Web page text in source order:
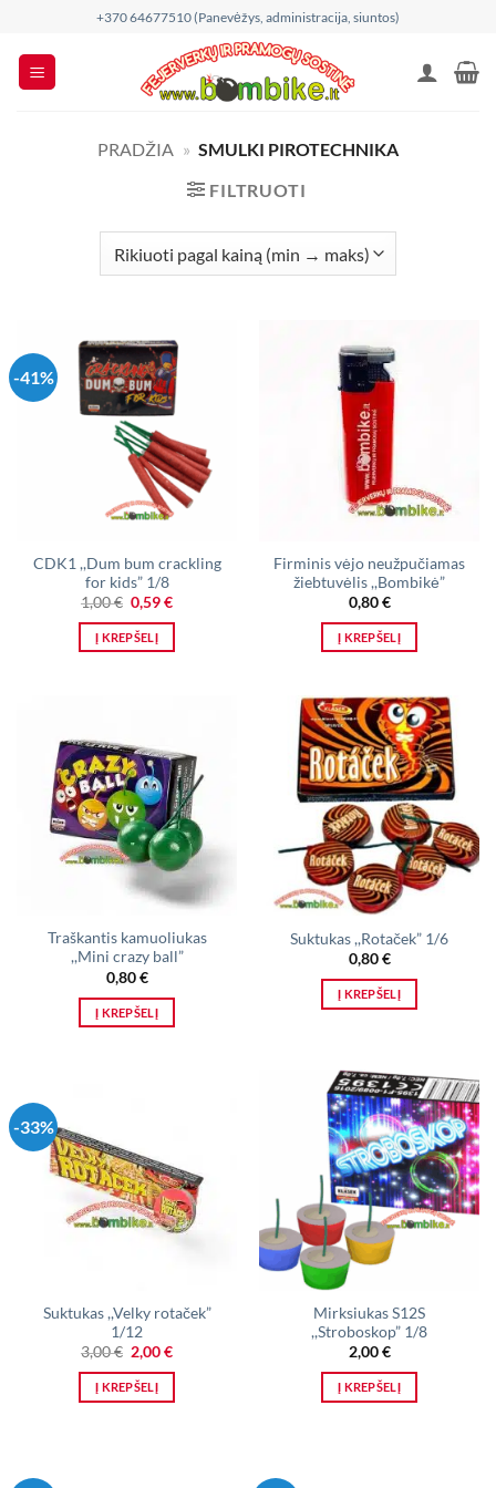
content
+370 64677510 (Panevėžys, administracija, siuntos)
PRADŽIA » SMULKI PIROTECHNIKA
FILTRUOTI
-41%
CDK1 ,,Dum bum crackling
for kids” 1/8
1,00€ Original
price
was:
1,00 €.
0,59€Current
is:
Į KREPŠELĮ
Firminis vėjo neužpučiamas
žiebtuvėlis ,,Bombikė”
0,80€
Į KREPŠELĮ
Traškantis kamuoliukas
,,Mini crazy ball”
0,80€
Į KREPŠELĮ
Suktukas ,,Rotaček” 1/6
0,80€
Į KREPŠELĮ
-33%
Suktukas ,,Velky rotaček”
1/12
3,00€ Original
price
was:
3,00 €.
2,00€Current
is:
Į KREPŠELĮ
Mirksiukas S12S
,,Stroboskop” 1/8
2,00€
Į KREPŠELĮ